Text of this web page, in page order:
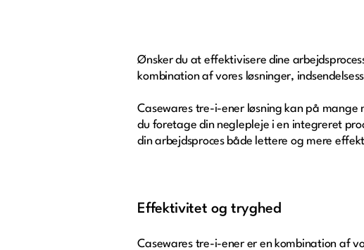
Ønsker du at effektivisere dine
kombination af vores løsninger,
Casewares tre-i-ener løsning kan på
du foretage din neglepleje i en integreret
din arbejdsproces både lettere og mere
Effektivitet og tryghed
Casewares tre-i-ener er en kombination af